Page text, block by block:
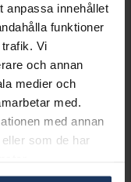
anpassa innehållet
funktioner
Vi
och annan
medier och
med.
med annan
som de har
varianter